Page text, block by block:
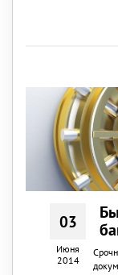
03
Июня
2014